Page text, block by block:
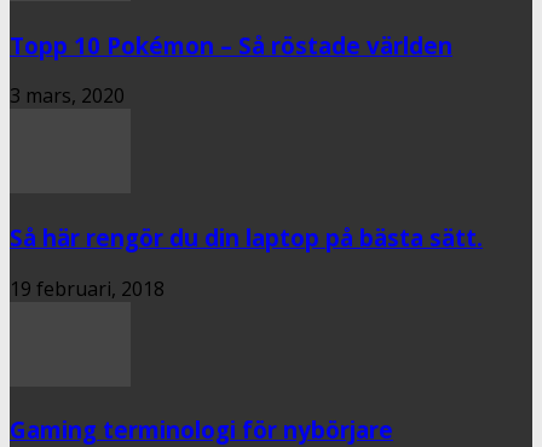
Topp 10 Pokémon – Så röstade världen
3 mars, 2020
Så här rengör du din laptop på bästa sätt.
19 februari, 2018
Gaming terminologi för nybörjare